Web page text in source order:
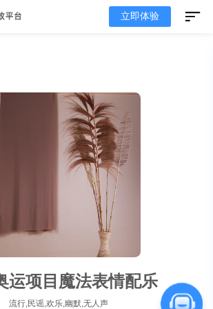
立即体验
运项目魔法表情配乐
流行,民谣,欢乐,幽默,无人声